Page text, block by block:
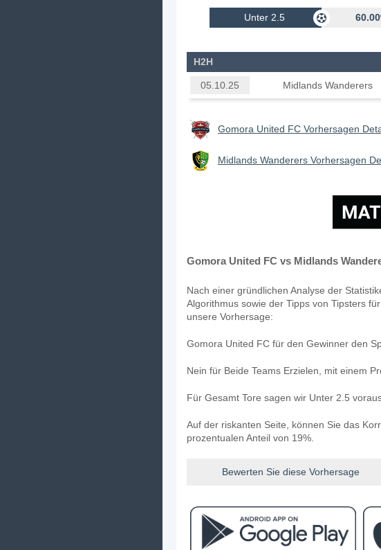
Unter 2.5
H2H
05.10.25 Midlands Wanderers
Gomora United FC Vorhersagen
Midlands Wanderers Vorhersagen
Gomora United FC vs Midlands
Nach einer gründlichen Analyse der
Algorithmus sowie der Tipps von Tipsters
unsere Vorhersage:
Gomora United FC für den Gewinner den
Nein für Beide Teams Erzielen, mit einem
Für Gesamt Tore sagen wir Unter 2.5
Auf der riskanten Seite, können Sie das
prozentualen Anteil von 19%.
Bewerten Sie diese Vorhersage